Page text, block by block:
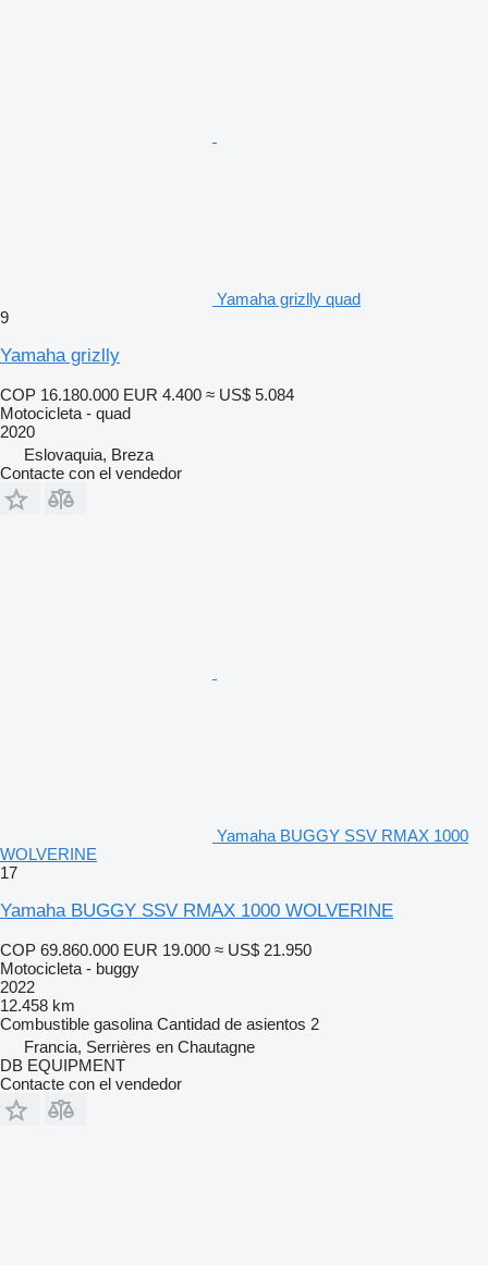
Yamaha grizlly quad
9
Yamaha grizlly
COP 16.180.000 EUR 4.400 ≈ US$ 5.084
Motocicleta - quad
2020
Eslovaquia, Breza
Contacte con el vendedor
Yamaha BUGGY SSV RMAX 1000
WOLVERINE
17
Yamaha BUGGY SSV RMAX 1000 WOLVERINE
COP 69.860.000 EUR 19.000 ≈ US$ 21.950
Motocicleta - buggy
2022
12.458 km
Combustible gasolina Cantidad de asientos 2
Francia, Serrières en Chautagne
DB EQUIPMENT
Contacte con el vendedor